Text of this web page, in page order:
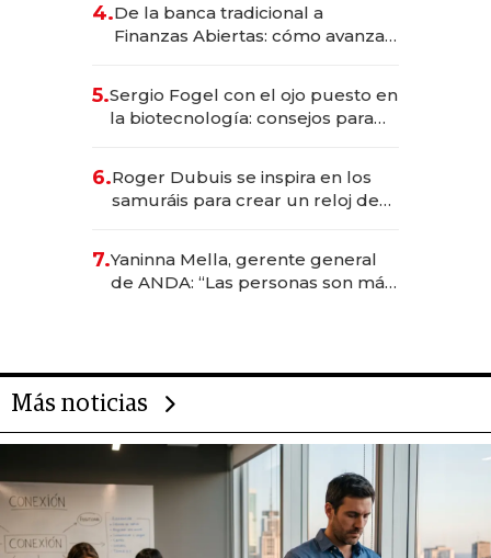
4.De la banca tradicional a
Finanzas Abiertas: cómo avanza
5.Sergio Fogel con el ojo puesto en
la biotecnología: consejos para
6.Roger Dubuis se inspira en los
samuráis para crear un reloj de
7.Yaninna Mella, gerente general
de ANDA: “Las personas son más
Más noticias